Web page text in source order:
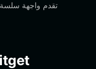
تقدم واجهة سلسة